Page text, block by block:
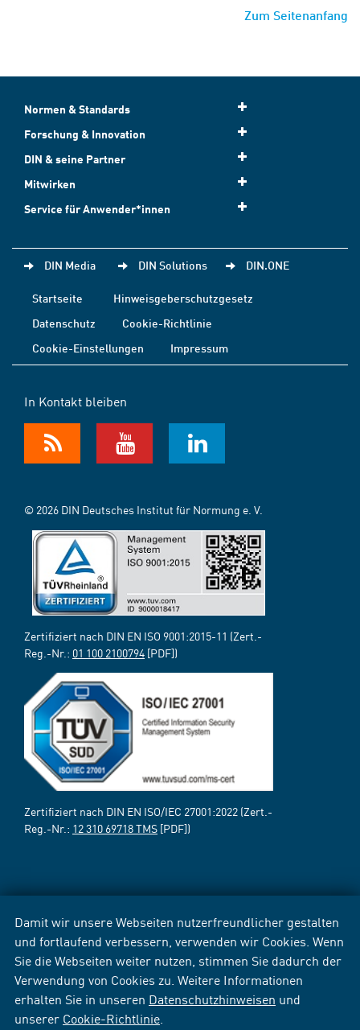
Damit wir unsere Webseiten nutzerfreundlicher gestalten
und fortlaufend verbessern, verwenden wir Cookies. Wenn
Sie die Webseiten weiter nutzen, stimmen Sie dadurch der
Verwendung von Cookies zu. Weitere Informationen
erhalten Sie in unseren Datenschutzhinweisen und
unserer Cookie-Richtlinie
Zum Seitenanfang
Normen & Standards
Forschung & Innovation
DIN & seine Partner
Mitwirken
Service für Anwender*innen
DIN Media DIN Solutions DIN.ONE
Startseite
Hinweisgeberschutzgesetz
Datenschutz
Cookie-Richtlinie
Cookie-Einstellungen
Impressum
In Kontakt bleiben
© 2026 DIN Deutsches Institut für Normung e. V.
Zertifiziert nach DIN EN ISO 9001:2015-11 (Zert.-
Reg.-Nr.: 01 100 2100794 [PDF])
Zertifiziert nach DIN EN ISO/IEC 27001:2022 (Zert.-
Reg.-Nr.: 12 310 69718 TMS [PDF])